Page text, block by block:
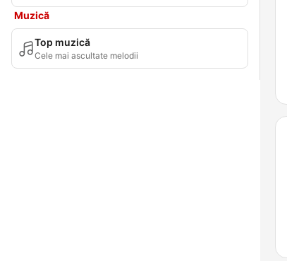
Muzică
Top muzică
Cele mai ascultate melodii